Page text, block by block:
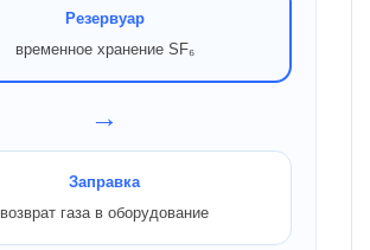
Резервуар
временное хранение SF₆
→
Заправка
возврат газа в оборудование